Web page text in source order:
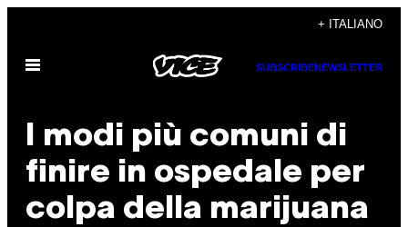
contenuto
+ ITALIANO
Apri
SUBSCRIBENEWSLETTER
I modi più comuni di
finire in ospedale per
colpa della marijuana